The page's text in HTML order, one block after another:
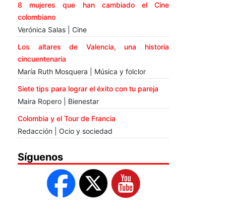
8 mujeres que han cambiado el Cine
colombiano
Verónica Salas | Cine
Los altares de Valencia, una historia
cincuentenaria
María Ruth Mosquera | Música y folclor
Siete tips para lograr el éxito con tu pareja
Maira Ropero | Bienestar
Colombia y el Tour de Francia
Redacción | Ocio y sociedad
Síguenos